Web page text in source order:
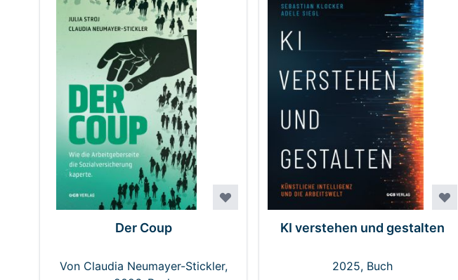
Der Coup
Von Claudia Neumayer-Stickler,
KI verstehen und gestalten
2025, Buch